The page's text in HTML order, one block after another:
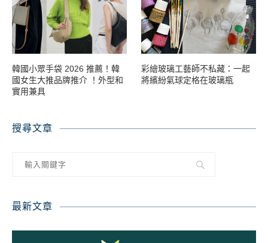
韓國小眾手袋 2026 推薦！韓
國女生大推品牌推介 ！外型和
實用兼具
彩繪玻璃工藝師不私藏：一起
將繽紛氣球定格在玻璃瓶
搜尋文章
最新文章